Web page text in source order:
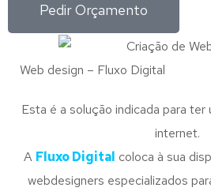
Pedir Orçamento
Web design – Fluxo Digital
Esta é a solução indicada para ter
internet.
A Fluxo Digital coloca à sua
webdesigners especializados